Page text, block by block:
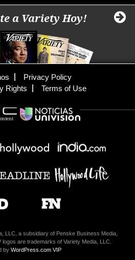
a Variety Hoy!
Privacy Policy
Rights
Terms of Use
LLC, a subsidiary of Penske Business Media,
logos are trademarks of Variety Media, LLC.
by WordPress.com VIP